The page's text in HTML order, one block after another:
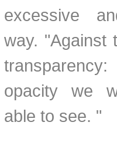
excessive
way. "Against
opacity we
able to see. "